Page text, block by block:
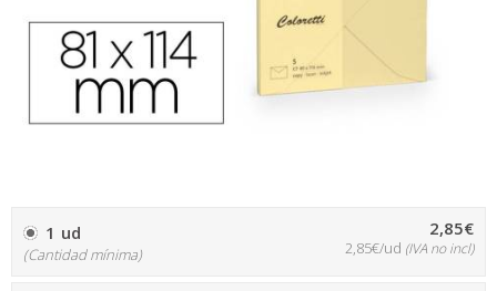
1 ud
(Cantidad mínima)
2,85€
2,85€/ud (IVA no incl)